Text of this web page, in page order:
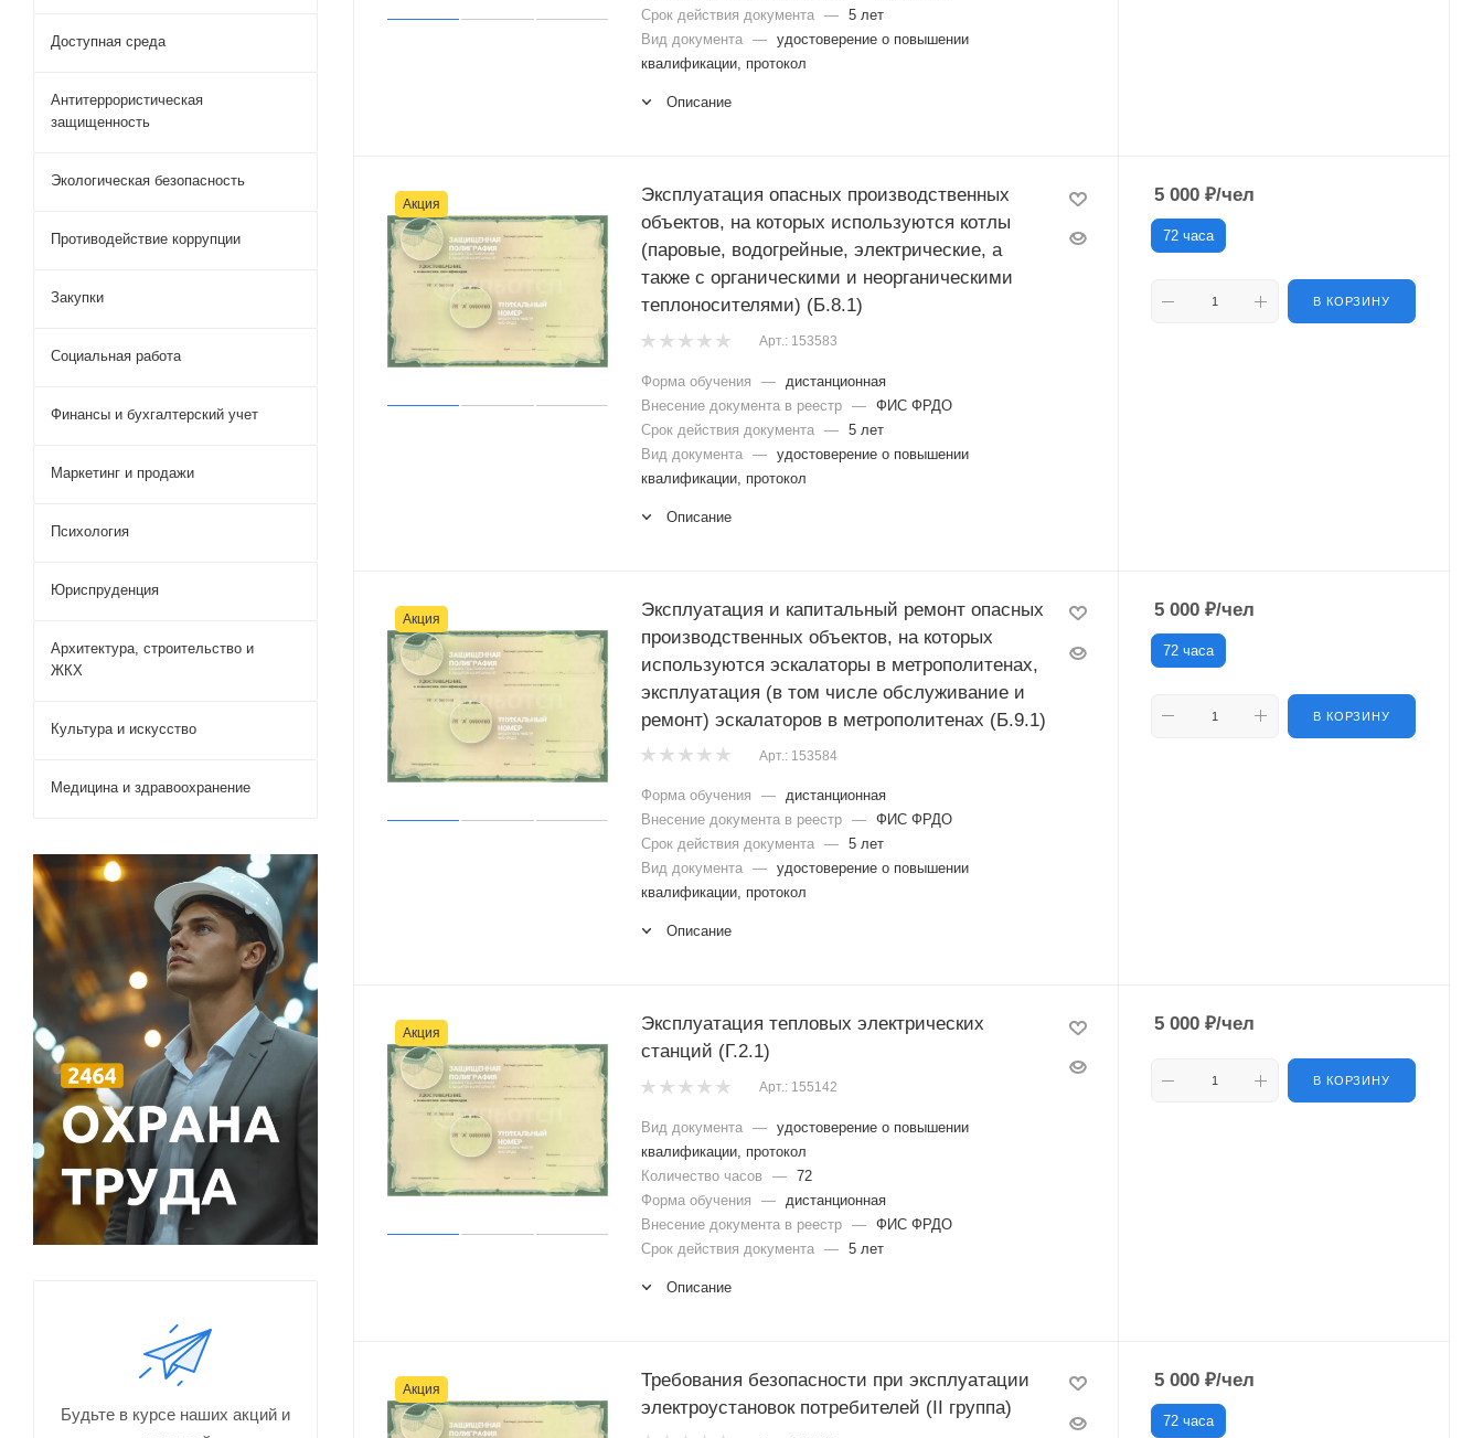
Срок действия документа — 5 лет
Вид документа — удостоверение о повышении
квалификации, протокол
Описание
Акция
Эксплуатация опасных производственных
объектов, на которых используются котлы
(паровые, водогрейные, электрические, а
также с органическими и неорганическими
теплоносителями) (Б.8.1)
Арт.: 153583
Форма обучения —
дистанционная
Внесение документа в реестр — ФИС ФРДО
Срок действия документа — 5 лет
Вид документа — удостоверение о повышении
квалификации, протокол
Описание
5 000 ₽/чел
72 часа
В КОРЗИНУ
Акция
Эксплуатация и капитальный ремонт опасных
производственных объектов, на которых
используются эскалаторы в метрополитенах,
эксплуатация (в том числе обслуживание и
ремонт) эскалаторов в метрополитенах (Б.9.1)
Арт.: 153584
Форма обучения — дистанционная
Внесение документа в реестр — ФИС ФРДО
Срок действия документа — 5 лет
Вид документа — удостоверение о повышении
квалификации, протокол
Описание
5 000 ₽/чел
72 часа
В КОРЗИНУ
Акция
Эксплуатация тепловых электрических
станций (Г.2.1)
Арт.: 155142
Вид документа — удостоверение о повышении
квалификации, протокол
Количество часов
— 72
Форма обучения
—
дистанционная
Внесение документа в реестр — ФИС ФРДО
Срок действия документа — 5 лет
Описание
5 000 ₽/чел
В КОРЗИНУ
Акция
Требования безопасности при эксплуатации
электроустановок потребителей (II группа)
5 000 ₽/чел
72 часа
Доступная среда
Антитеррористическая
защищенность
Экологическая безопасность
Противодействие коррупции
Закупки
Социальная работа
Финансы и бухгалтерский учет
Маркетинг и продажи
Психология
Юриспруденция
Архитектура, строительство и
ЖКХ
Культура и искусство
Медицина и здравоохранение
Будьте в курсе наших акций и